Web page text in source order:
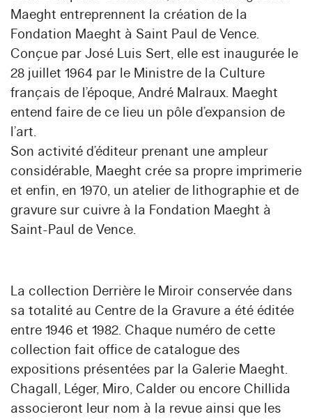
Maeght entreprennent la création de la
Fondation Maeght à Saint Paul de Vence.
Conçue par José Luis Sert, elle est inaugurée le
28 juillet 1964 par le Ministre de la Culture
français de l’époque, André Malraux. Maeght
entend faire de ce lieu un pôle d’expansion de
l’art.
Son activité d’éditeur prenant une ampleur
considérable, Maeght crée sa propre imprimerie
et enfin, en 1970, un atelier de lithographie et de
gravure sur cuivre à la Fondation Maeght à
Saint-Paul de Vence.
La collection Derrière le Miroir conservée dans
sa totalité au Centre de la Gravure a été éditée
entre 1946 et 1982. Chaque numéro de cette
collection fait office de catalogue des
expositions présentées par la Galerie Maeght.
Chagall, Léger, Miro, Calder ou encore Chillida
associeront leur nom à la revue ainsi que les